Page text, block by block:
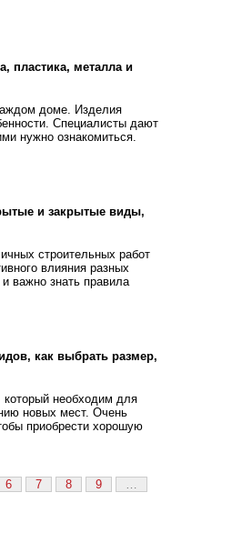
пластика, металла и
доме. Изделия
Специалисты дают
нужно ознакомиться.
и закрытые виды,
строительных работ
влияния разных
важно знать правила
как выбрать размер,
необходим для
новых мест. Очень
приобрести хорошую
6 7 8 9
…